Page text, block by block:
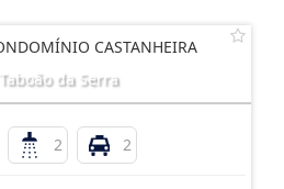
CASTANHEIRA
da Serra
2 2